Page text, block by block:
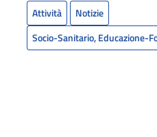
Attività
Notizie
Socio-Sanitario, Educazione-